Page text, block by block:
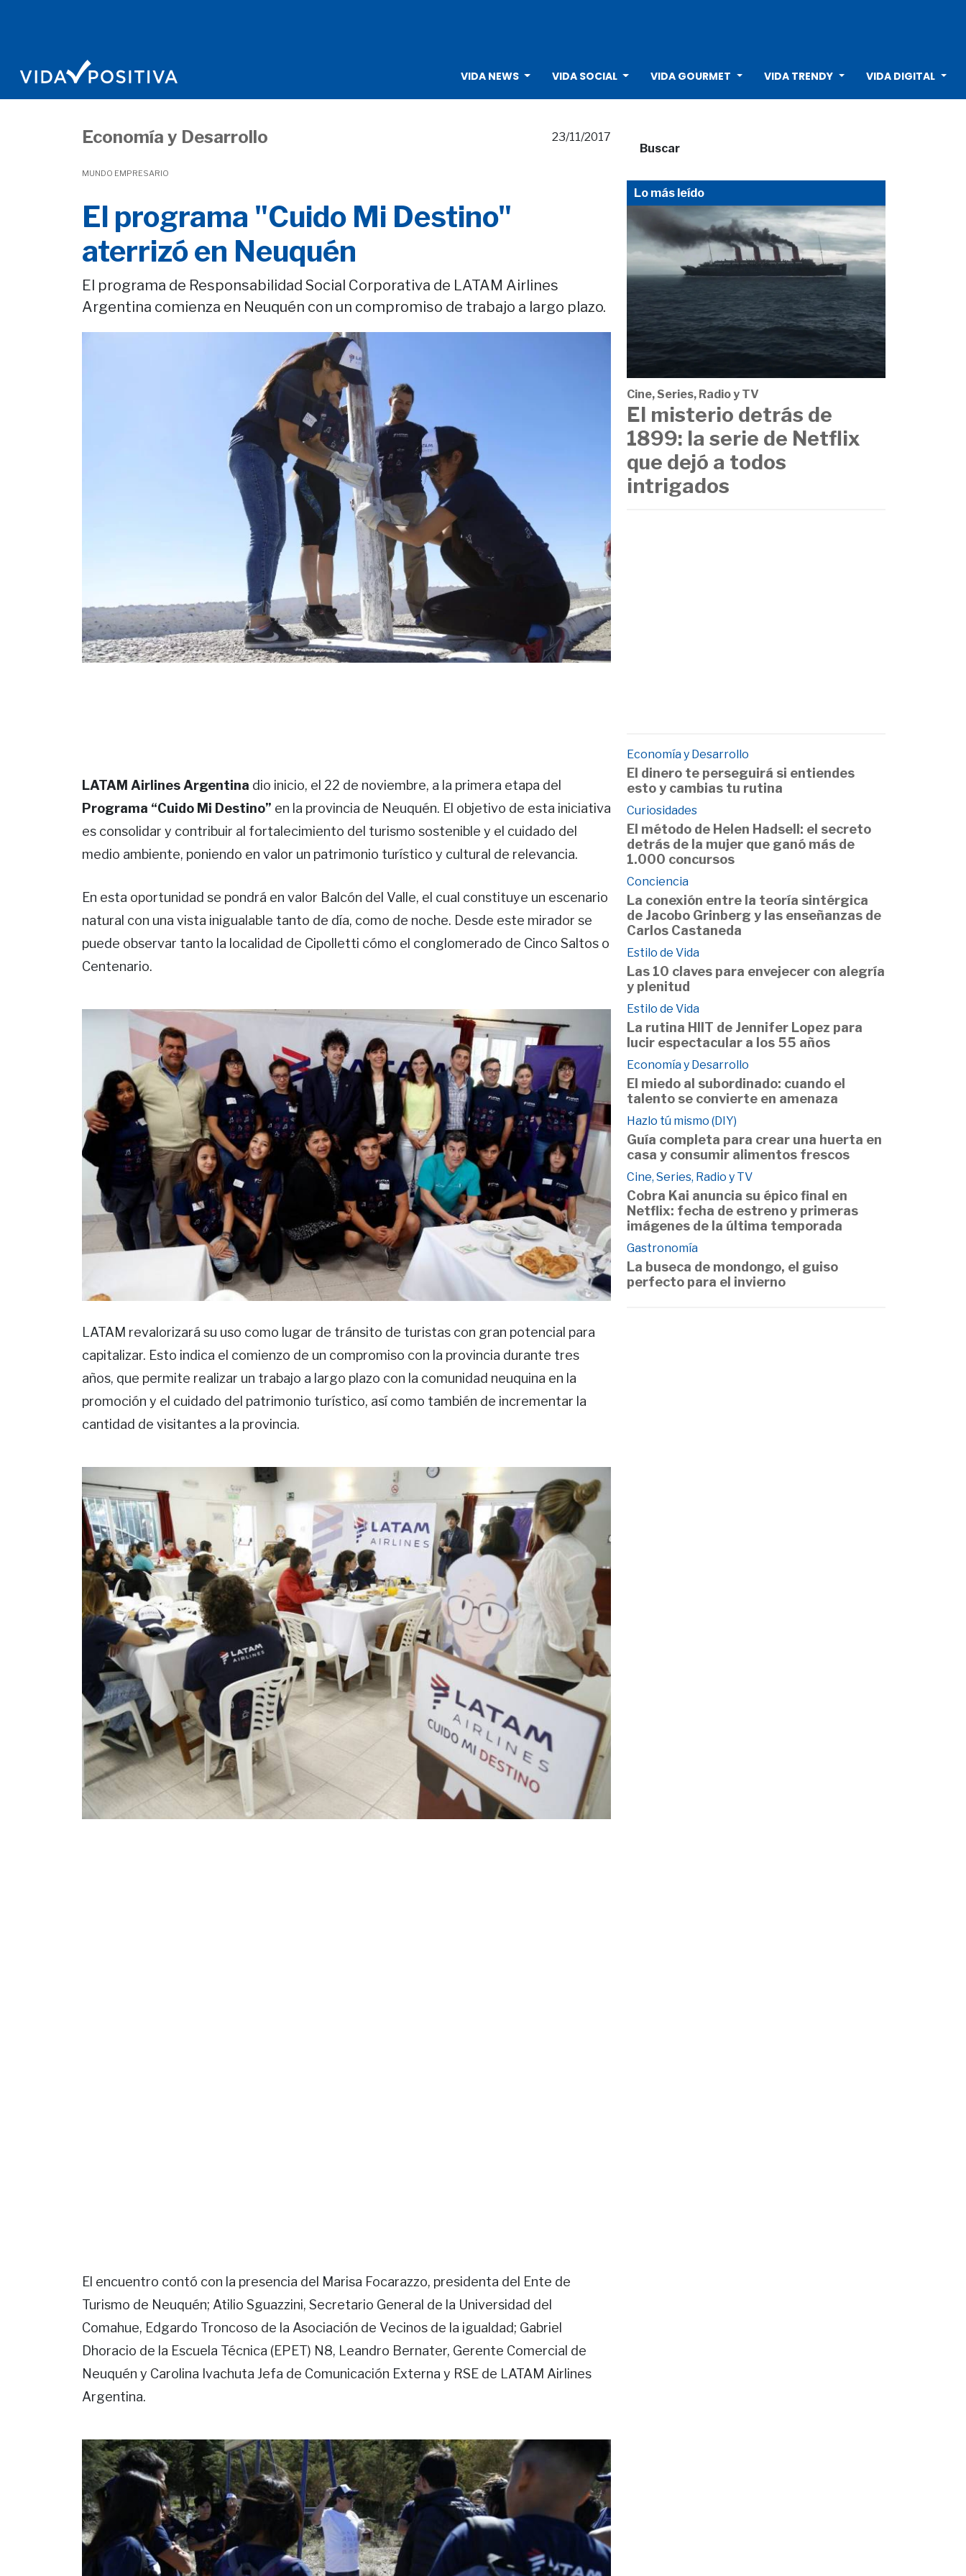
VIDA NEWS VIDA SOCIAL VIDA GOURMET VIDA TRENDY VIDA DIGITAL
Economía y Desarrollo
MUNDO EMPRESARIO
23/11/2017
El programa "Cuido Mi Destino"
aterrizó en Neuquén
El programa de Responsabilidad Social Corporativa de LATAM Airlines
Argentina comienza en Neuquén con un compromiso de trabajo a largo plazo.
LATAM Airlines Argentina dio inicio, el 22 de noviembre, a la primera etapa del
Programa “Cuido Mi Destino” en la provincia de Neuquén. El objetivo de esta iniciativa
es consolidar y contribuir al fortalecimiento del turismo sostenible y el cuidado del
medio ambiente, poniendo en valor un patrimonio turístico y cultural de relevancia.
En esta oportunidad se pondrá en valor Balcón del Valle, el cual constituye un escenario
natural con una vista inigualable tanto de día, como de noche. Desde este mirador se
puede observar tanto la localidad de Cipolletti cómo el conglomerado de Cinco Saltos o
Centenario.
LATAM revalorizará su uso como lugar de tránsito de turistas con gran potencial para
capitalizar. Esto indica el comienzo de un compromiso con la provincia durante tres
años, que permite realizar un trabajo a largo plazo con la comunidad neuquina en la
promoción y el cuidado del patrimonio turístico, así como también de incrementar la
cantidad de visitantes a la provincia.
El encuentro contó con la presencia del Marisa Focarazzo, presidenta del Ente de
Turismo de Neuquén; Atilio Sguazzini, Secretario General de la Universidad del
Comahue, Edgardo Troncoso de la Asociación de Vecinos de la igualdad; Gabriel
Dhoracio de la Escuela Técnica (EPET) N8, Leandro Bernater, Gerente Comercial de
Neuquén y Carolina Ivachuta Jefa de Comunicación Externa y RSE de LATAM Airlines
Argentina.
Buscar
Lo más leído
Cine, Series, Radio y TV
El misterio detrás de
1899: la serie de Netflix
que dejó a todos
intrigados
Economía y Desarrollo
El dinero te perseguirá si entiendes
esto y cambias tu rutina
Curiosidades
El método de Helen Hadsell: el secreto
detrás de la mujer que ganó más de
1.000 concursos
Conciencia
La conexión entre la teoría sintérgica
de Jacobo Grinberg y las enseñanzas de
Carlos Castaneda
Estilo de Vida
Las 10 claves para envejecer con alegría
y plenitud
Estilo de Vida
La rutina HIIT de Jennifer Lopez para
lucir espectacular a los 55 años
Economía y Desarrollo
El miedo al subordinado: cuando el
talento se convierte en amenaza
Hazlo tú mismo (DIY)
Guía completa para crear una huerta en
casa y consumir alimentos frescos
Cine, Series, Radio y TV
Cobra Kai anuncia su épico final en
Netflix: fecha de estreno y primeras
imágenes de la última temporada
Gastronomía
La buseca de mondongo, el guiso
perfecto para el invierno